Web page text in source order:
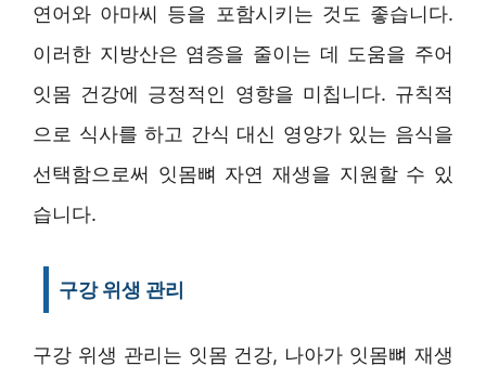
연어와 아마씨 등을 포함시키는 것도 좋습니다.
이러한 지방산은 염증을 줄이는 데 도움을 주어
잇몸 건강에 긍정적인 영향을 미칩니다. 규칙적
으로 식사를 하고 간식 대신 영양가 있는 음식을
선택함으로써 잇몸뼈 자연 재생을 지원할 수 있
습니다.
구강 위생 관리
구강 위생 관리는 잇몸 건강, 나아가 잇몸뼈 재생